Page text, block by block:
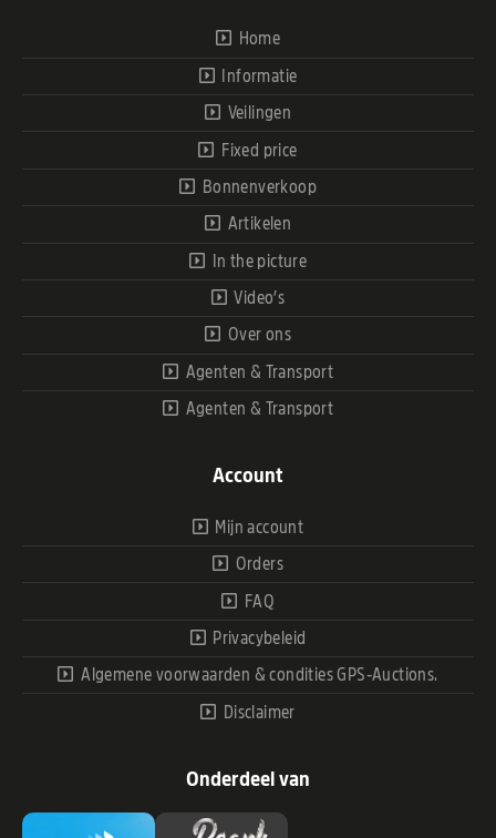
Home
Informatie
Veilingen
Fixed price
Bonnenverkoop
Artikelen
In the picture
Video’s
Over ons
Agenten & Transport
Agenten & Transport
Account
Mijn account
Orders
FAQ
Privacybeleid
Algemene voorwaarden & condities GPS-Auctions.
Disclaimer
Onderdeel van